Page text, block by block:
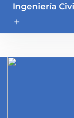
Ingeniería
add